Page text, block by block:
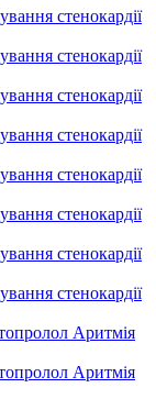
стенокардії
стенокардії
стенокардії
стенокардії
стенокардії
стенокардії
стенокардії
стенокардії
Аритмія
Аритмія